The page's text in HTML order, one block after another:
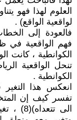
العلوم لهذا فهو
لواقعية الواقع) .
فالعودة إلى
فهم الواقعية في
الكوانطية ، كانت
تنحل الواقعية
الكوانطية .
انعكس هذا
تفسر كيف إن
الى